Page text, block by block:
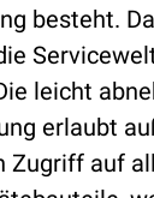
besteht.
leicht
erlaubt
Zugriff auf